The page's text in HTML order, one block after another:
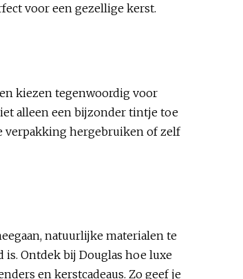
voor een gezellige kerst.
kiezen tegenwoordig voor
alleen een bijzonder tintje toe
verpakking hergebruiken of zelf
natuurlijke materialen te
Ontdek bij Douglas hoe luxe
en kerstcadeaus. Zo geef je